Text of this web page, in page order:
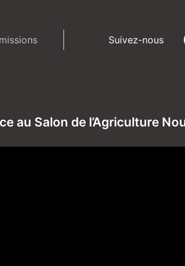
Suivez-nous
au Salon de l’Agriculture